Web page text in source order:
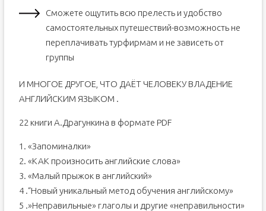
Сможете ощутить всю прелесть и удобство
самостоятельных путешествий-возможность не
переплачивать турфирмам и не зависеть от
группы
И МНОГОЕ ДРУГОЕ, ЧТО ДАЁТ ЧЕЛОВЕКУ ВЛАДЕНИЕ
АНГЛИЙСКИМ ЯЗЫКОМ .
22 книги А.Драгункина в формате PDF
1. «Запоминалки»
2. «КАК произносить английские слова»
3. «Малый прыжок в английский»
4 .“Новый уникальный метод обучения английскому»
5 .»Неправильные» глаголы и другие «неправильности»